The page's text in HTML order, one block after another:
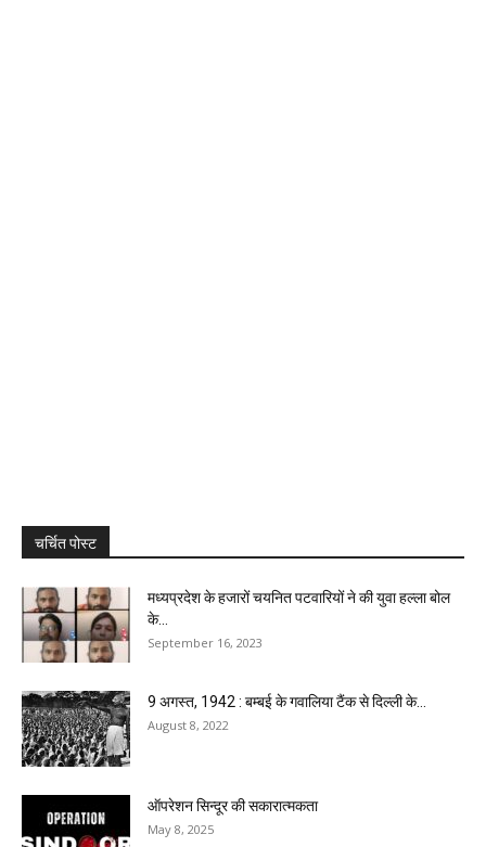
चर्चित पोस्ट
मध्यप्रदेश के हजारों चयनित पटवारियों ने की युवा हल्ला बोल
के...
September 16, 2023
9 अगस्‍त, 1942 : बम्‍बई के गवालिया टैंक से दिल्‍ली के...
August 8, 2022
ऑपरेशन सिन्दूर की सकारात्मकता
May 8, 2025